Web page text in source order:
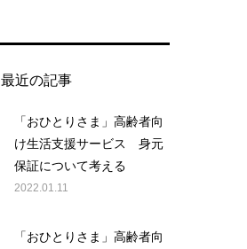
最近の記事
「おひとりさま」高齢者向
け生活支援サービス 身元
保証について考える
2022.01.11
「おひとりさま」高齢者向